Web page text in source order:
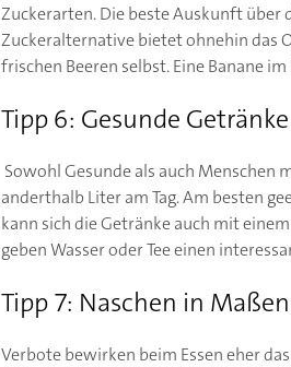
Zuckerarten. Die beste Auskunft über
Zuckeralternative bietet ohnehin das
frischen Beeren selbst. Eine Banane
Tipp 6: Gesunde
Sowohl Gesunde als auch Menschen
anderthalb Liter am Tag. Am besten
kann sich die Getränke auch mit
geben Wasser oder Tee einen
Tipp 7: Naschen in Maßen
Verbote bewirken beim Essen eher